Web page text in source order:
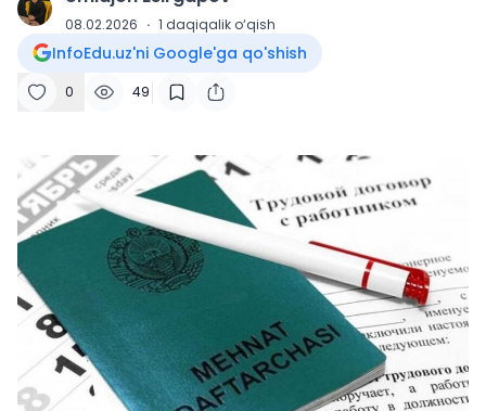
U
08.02.2026 · 1 daqiqalik o‘qish
InfoEdu.uz'ni Google'ga qo'shish
0 49